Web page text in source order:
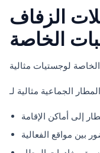
الزفاف
الخاصة
إلى أماكن الإقامة
بين مواقع الفعالية